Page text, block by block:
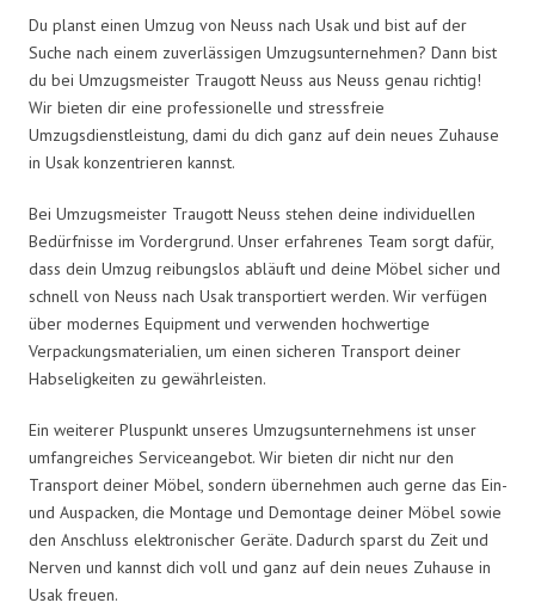
Du planst einen Umzug von Neuss nach Usak und bist auf der
Suche nach einem zuverlässigen Umzugsunternehmen? Dann bist
du bei Umzugsmeister Traugott Neuss aus Neuss genau richtig!
Wir bieten dir eine professionelle und stressfreie
Umzugsdienstleistung, dami du dich ganz auf dein neues Zuhause
in Usak konzentrieren kannst.
Bei Umzugsmeister Traugott Neuss stehen deine individuellen
Bedürfnisse im Vordergrund. Unser erfahrenes Team sorgt dafür,
dass dein Umzug reibungslos abläuft und deine Möbel sicher und
schnell von Neuss nach Usak transportiert werden. Wir verfügen
über modernes Equipment und verwenden hochwertige
Verpackungsmaterialien, um einen sicheren Transport deiner
Habseligkeiten zu gewährleisten.
Ein weiterer Pluspunkt unseres Umzugsunternehmens ist unser
umfangreiches Serviceangebot. Wir bieten dir nicht nur den
Transport deiner Möbel, sondern übernehmen auch gerne das Ein-
und Auspacken, die Montage und Demontage deiner Möbel sowie
den Anschluss elektronischer Geräte. Dadurch sparst du Zeit und
Nerven und kannst dich voll und ganz auf dein neues Zuhause in
Usak freuen.